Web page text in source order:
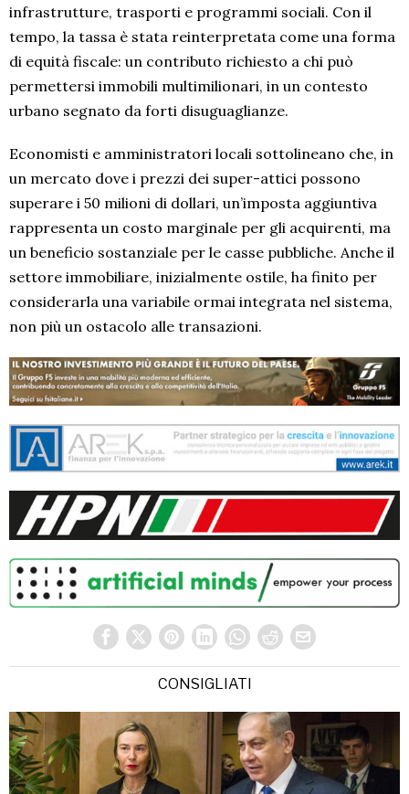
infrastrutture, trasporti e programmi sociali. Con il
tempo, la tassa è stata reinterpretata come una forma
di equità fiscale: un contributo richiesto a chi può
permettersi immobili multimilionari, in un contesto
urbano segnato da forti disuguaglianze.
Economisti e amministratori locali sottolineano che, in
un mercato dove i prezzi dei super-attici possono
superare i 50 milioni di dollari, un’imposta aggiuntiva
rappresenta un costo marginale per gli acquirenti, ma
un beneficio sostanziale per le casse pubbliche. Anche il
settore immobiliare, inizialmente ostile, ha finito per
considerarla una variabile ormai integrata nel sistema,
non più un ostacolo alle transazioni.
CONSIGLIATI